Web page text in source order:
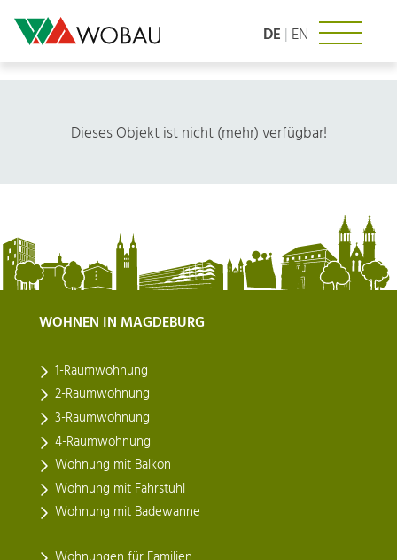
Inhalt
DE | EN
Dieses Objekt ist nicht (mehr) verfügbar!
WOHNEN IN MAGDEBURG
1-Raumwohnung
2-Raumwohnung
3-Raumwohnung
4-Raumwohnung
Wohnung mit Balkon
Wohnung mit Fahrstuhl
Wohnung mit Badewanne